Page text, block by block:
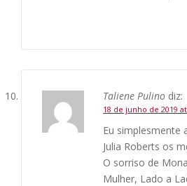
Taliene Pulino diz:
18 de junho de 2019
Eu simplesmente
Julia Roberts os
O sorriso de
Mulher, Lado a